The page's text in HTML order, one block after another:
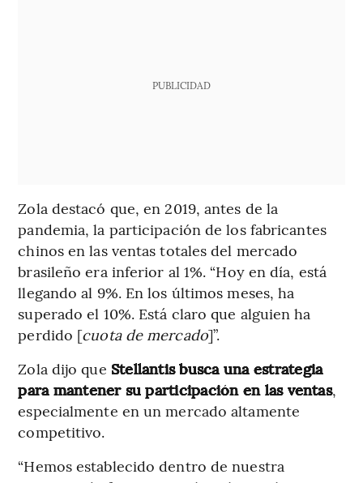
PUBLICIDAD
Zola destacó que, en 2019, antes de la
pandemia, la participación de los fabricantes
chinos en las ventas totales del mercado
brasileño era inferior al 1%. “Hoy en día, está
llegando al 9%. En los últimos meses, ha
superado el 10%. Está claro que alguien ha
perdido [cuota de mercado]”.
Zola dijo que Stellantis busca una estrategia
para mantener su participación en las ventas,
especialmente en un mercado altamente
competitivo.
“Hemos establecido dentro de nuestra